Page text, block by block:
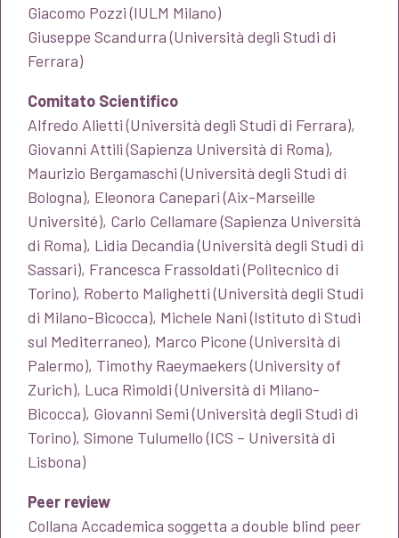
Giacomo Pozzi (IULM Milano)
Giuseppe Scandurra (Università degli Studi di
Ferrara)
Comitato Scientifico
Alfredo Alietti (Università degli Studi di Ferrara),
Giovanni Attili (Sapienza Università di Roma),
Maurizio Bergamaschi (Università degli Studi di
Bologna), Eleonora Canepari (Aix-Marseille
Université), Carlo Cellamare (Sapienza Università
di Roma), Lidia Decandia (Università degli Studi di
Sassari), Francesca Frassoldati (Politecnico di
Torino), Roberto Malighetti (Università degli Studi
di Milano-Bicocca), Michele Nani (Istituto di Studi
sul Mediterraneo), Marco Picone (Università di
Palermo), Timothy Raeymaekers (University of
Zurich), Luca Rimoldi (Università di Milano-
Bicocca), Giovanni Semi (Università degli Studi di
Torino), Simone Tulumello (ICS – Università di
Lisbona)
Peer review
Collana Accademica soggetta a double blind peer